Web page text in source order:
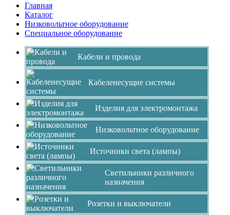
Главная
Каталог
Низковольтное оборудование
Специальное оборудование
Кабели и провода
Кабеленесущие системы
Изделия для электромонтажа
Низковольтное оборудование
Источники света (лампы)
Светильники различного
назначения
Розетки и выключатели